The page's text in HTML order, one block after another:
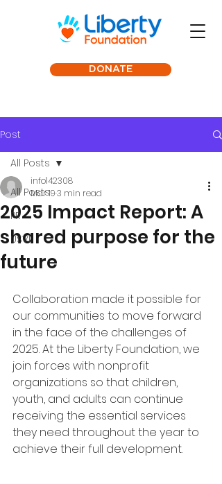
DONATE
Post
All Posts
PR
USVI
All Posts
2025 Impact Report: A
shared purpose for the
future
info142308
Mar 193 min read
Collaboration made it possible for
our communities to move forward
in the face of the challenges of
2025. At the Liberty Foundation, we
join forces with nonprofit
organizations so that children,
youth, and adults can continue
receiving the essential services
they need throughout the year to
achieve their full development.